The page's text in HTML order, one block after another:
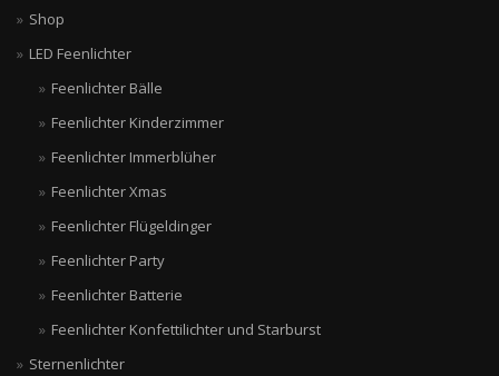
Shop
LED Feenlichter
Feenlichter Bälle
Feenlichter Kinderzimmer
Feenlichter Immerblüher
Feenlichter Xmas
Feenlichter Flügeldinger
Feenlichter Party
Feenlichter Batterie
Feenlichter Konfettilichter und Starburst
Sternenlichter